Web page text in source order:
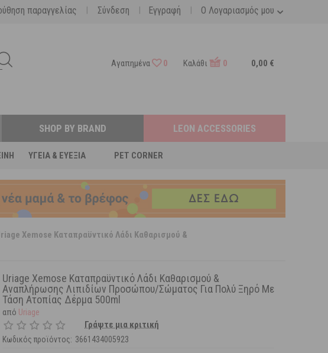
Ο Λογαριασμός μου
παραγγελίας | Σύνδεση | Εγγραφή |
Αγαπημένα 0 Καλάθι 0 0,00 €
ΥΓΕΊΑ & ΕΥΕΞΊΑ PET CORNER
SHOP BY BRAND LEON ACCESSORIES
Xemose Καταπραϋντικό Λάδι Καθαρισμού &
Uriage Xemose Καταπραϋντικό Λάδι Καθαρισμού &
Αναπλήρωσης Λιπιδίων Προσώπου/Σώματος Για Πολύ Ξηρό Με
Τάση Ατοπίας Δέρμα 500ml
από Uriage
Γράψτε μια κριτική
Κωδικός προϊόντος: 3661434005923